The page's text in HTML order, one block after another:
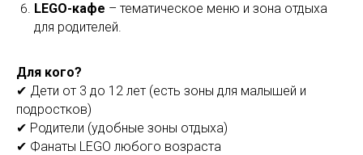
LEGO-кафе – тематическое меню и зона отдыха
для родителей.
Для кого?
✔ Дети от 3 до 12 лет (есть зоны для малышей и
подростков)
✔ Родители (удобные зоны отдыха)
✔ Фанаты LEGO любого возраста